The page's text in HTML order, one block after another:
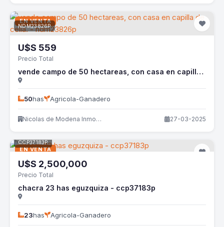
EN VENTA
NDM23826P
U$S 559
Precio Total
vende campo de 50 hectareas, con casa en capilla de cella. - ndm23826p
50has Agricola-Ganadero
Nicolas de Modena Inmobiliaria 27-03-2025
EN VENTA
CCP37183P
U$S 2,500,000
Precio Total
chacra 23 has eguzquiza - ccp37183p
23has Agricola-Ganadero